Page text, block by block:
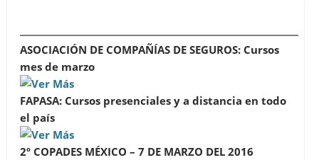
ASOCIACIÓN DE COMPAÑÍAS DE SEGUROS: Cursos
mes de marzo
FAPASA: Cursos presenciales y a distancia en todo
el país
2º COPADES MÉXICO – 7 DE MARZO DEL 2016